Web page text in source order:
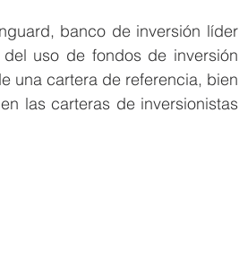
banco de inversión líder
uso de fondos de inversión
una cartera de referencia, bien
las carteras de inversionistas